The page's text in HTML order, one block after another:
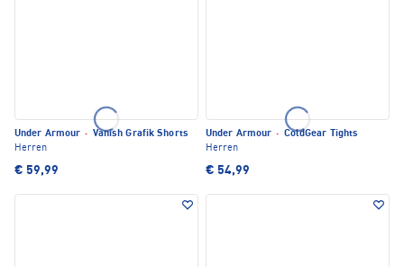
Under Armour · Vanish Grafik Shorts
Herren
€ 59,99
Under Armour · ColdGear Tights
Herren
€ 54,99